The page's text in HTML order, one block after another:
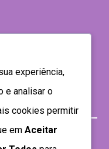
experiência,
e analisar o
cookies permitir
em Aceitar